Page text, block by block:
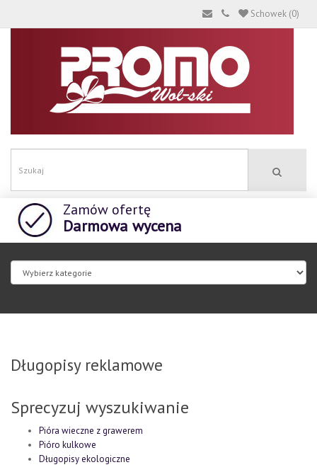
Schowek (0)
Zamów ofertę
Darmowa wycena
Długopisy reklamowe
Sprecyzuj wyszukiwanie
Pióra wieczne z grawerem
Pióro kulkowe
Długopisy ekologiczne